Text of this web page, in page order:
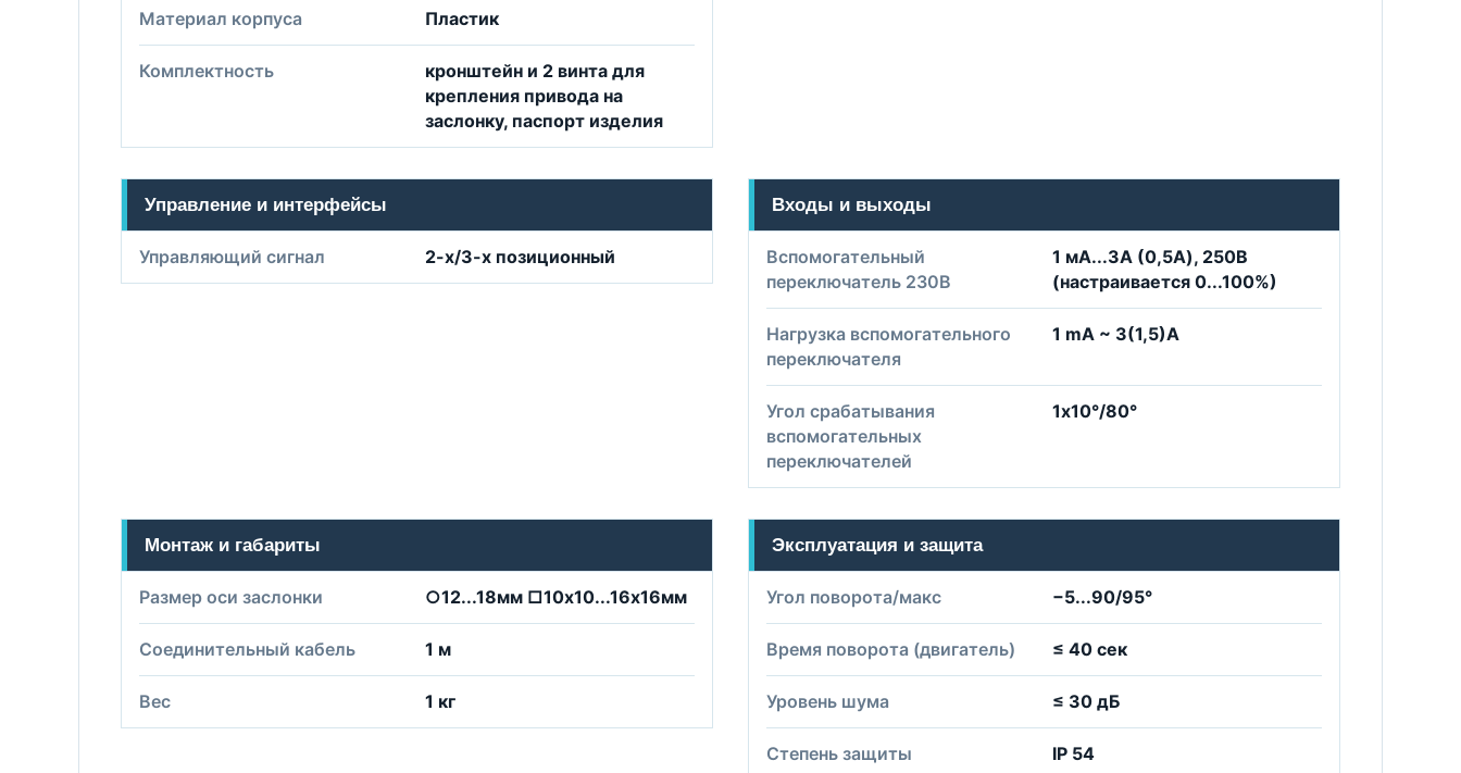
Материал корпуса Пластик
Комплектность
кронштейн и 2 винта для
крепления привода на
заслонку, паспорт изделия
Управление и интерфейсы
Управляющий сигнал 2-х/3-х позиционный
Входы и выходы
Вспомогательный
переключатель 230B
1 мА...3A (0,5А), 250В
(настраивается 0...100%)
Нагрузка вспомогательного
переключателя
1 mA ~ 3(1,5)A
Угол срабатывания
вспомогательных
переключателей
1х10°/80°
Монтаж и габариты
Размер оси заслонки ○12...18мм □10х10...16х16мм
Соединительный кабель 1 м
Вес 1 кг
Эксплуатация и защита
Угол поворота/макс −5...90/95°
Время поворота (двигатель) ≤ 40 сек
Уровень шума ≤ 30 дБ
Степень защиты IP 54